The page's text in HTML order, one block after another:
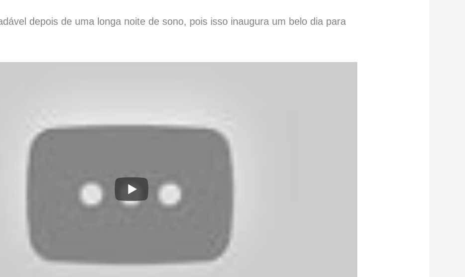
depois de uma longa noite de sono, pois isso inaugura um belo dia para